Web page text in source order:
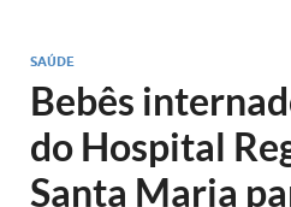
SAÚDE
Bebês
do Hospital
Santa Maria